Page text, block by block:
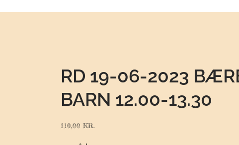
RD 19-06-2023
BARN 12.00-13.30
110,00 KR.